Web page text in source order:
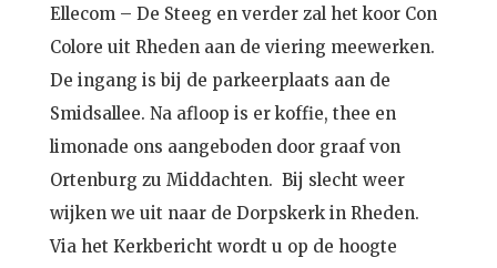
Ellecom – De Steeg en verder zal het koor Con
Colore uit Rheden aan de viering meewerken.
De ingang is bij de parkeerplaats aan de
Smidsallee. Na afloop is er koffie, thee en
limonade ons aangeboden door graaf von
Ortenburg zu Middachten. Bij slecht weer
wijken we uit naar de Dorpskerk in Rheden.
Via het Kerkbericht wordt u op de hoogte